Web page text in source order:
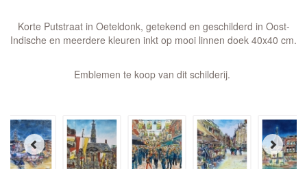
Korte Putstraat in Oeteldonk, getekend en geschilderd in Oost-
Indische en meerdere kleuren inkt op mooi linnen doek 40x40 cm.
Emblemen te koop van dit schilderij.